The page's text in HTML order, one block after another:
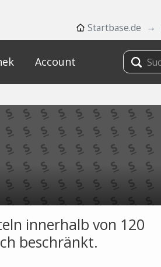
Startbase.de
Account
innerhalb von 120
beschränkt.